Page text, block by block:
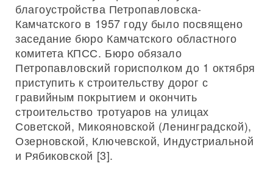
благоустройства Петропавловска-
Камчатского в 1957 году было посвящено
заседание бюро Камчатского областного
комитета КПСС. Бюро обязало
Петропавловский горисполком до 1 октября
приступить к строительству дорог с
гравийным покрытием и окончить
строительство тротуаров на улицах
Советской, Микояновской (Ленинградской),
Озерновской, Ключевской, Индустриальной
и Рябиковской [3].